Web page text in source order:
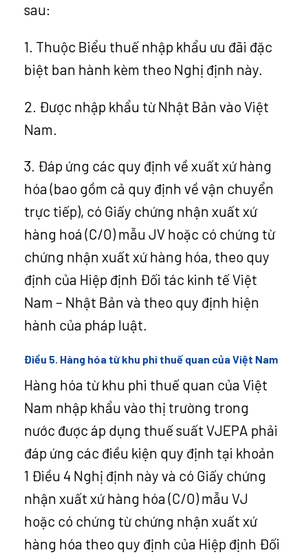
sau:
1. Thuộc Biểu thuế nhập khẩu ưu đãi đặc
biệt ban hành kèm theo Nghị định này.
2. Được nhập khẩu từ Nhật Bản vào Việt
Nam.
3. Đáp ứng các quy định về xuất xứ hàng
hóa (bao gồm cả quy định về vận chuyển
trực tiếp), có Giấy chứng nhận xuất xứ
hàng hoá (C/O) mẫu JV hoặc có chứng từ
chứng nhận xuất xứ hàng hóa, theo quy
định của Hiệp định Đối tác kinh tế Việt
Nam – Nhật Bản và theo quy định hiện
hành của pháp luật.
Điều 5. Hàng hóa từ khu phi thuế quan của Việt Nam
Hàng hóa từ khu phi thuế quan của Việt
Nam nhập khẩu vào thị trường trong
nước được áp dụng thuế suất VJEPA phải
đáp ứng các điều kiện quy định tại khoản
1 Điều 4 Nghị định này và có Giấy chứng
nhận xuất xứ hàng hóa (C/O) mẫu VJ
hoặc có chứng từ chứng nhận xuất xứ
hàng hóa theo quy định của Hiệp định Đối